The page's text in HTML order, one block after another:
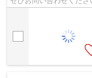
ライフスタイルに適した